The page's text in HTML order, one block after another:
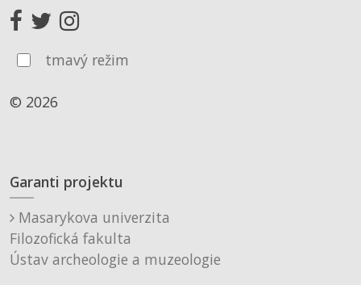
tmavý režim
© 2026
Garanti projektu
Masarykova univerzita
Filozofická fakulta
Ústav archeologie a muzeologie